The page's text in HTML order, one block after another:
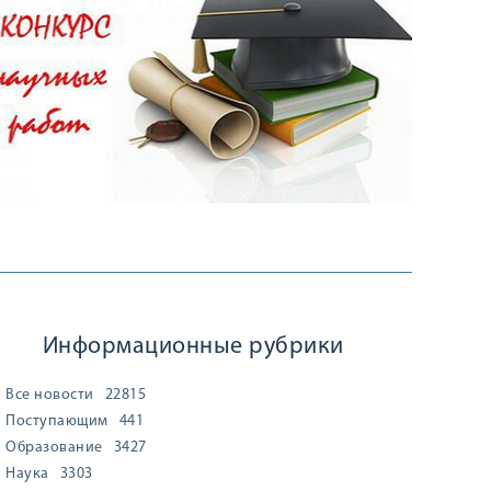
Информационные рубрики
Все новости
22815
Поступающим
441
Образование
3427
Наука
3303